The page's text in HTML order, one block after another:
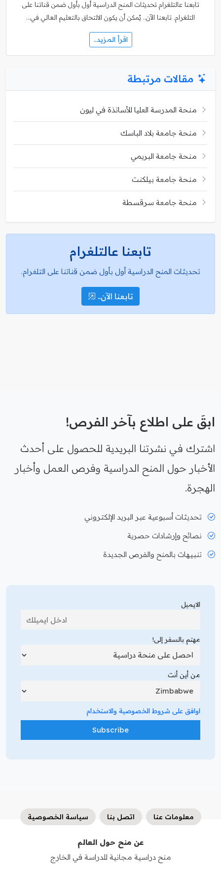
تابعنا عالتلغرام تحديثات المنح الدراسية أول بأول ضمن قناتنا على
التلغرام. تابعنا الآن.. يُمكن أن يكون الالتحاق بالتعليم العالي في…
اقرأ المزيد..
مقالات مرتبطة
منحة المدرسة العليا للأساتذة في ليون
منحة جامعة بلاد الباسك
منحة جامعة البريمي
منحة جامعة بيلكنت
منحة جامعة سرقسطة
تابعنا عالتلغرام
تحديثات المنح الدراسية أول بأول ضمن قناتنا على التلغرام.
تابعنا الآن..
ابقَ على اطلاع بآخر الفرص!
اشترك في نشرتنا البريدية للحصول على أحدث
الأخبار حول المنح الدراسية وفرص العمل وأخبار
الهجرة.
تحديثات أسبوعية عبر البريد الإلكتروني
نصائح وإرشادات حصرية
تنبيهات بالمنح والفرص الجديدة
الايميل
مهتم بالسفر إلى!
من أين أنت
اوافق على شروط الخصوصية والاستخدام
معلومات عنا اتصل بنا سياسة الخصوصية
عن منح حول العالم
منح دراسية مجانية للدراسة في الخارج